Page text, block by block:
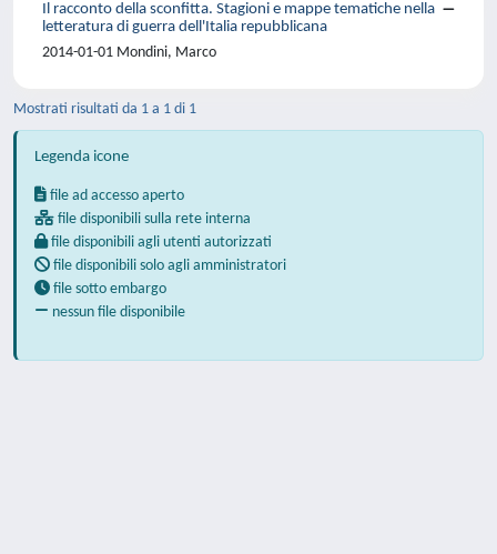
Il racconto della sconfitta. Stagioni e mappe tematiche nella
letteratura di guerra dell'Italia repubblicana
2014-01-01 Mondini, Marco
Mostrati risultati da 1 a 1 di 1
Legenda icone
file ad accesso aperto
file disponibili sulla rete interna
file disponibili agli utenti autorizzati
file disponibili solo agli amministratori
file sotto embargo
nessun file disponibile